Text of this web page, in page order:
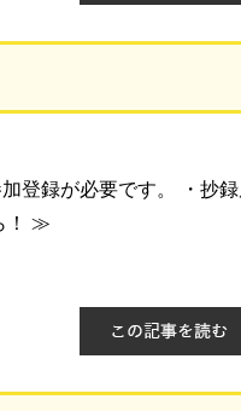
登録が必要です。 ・抄
ら！ ≫